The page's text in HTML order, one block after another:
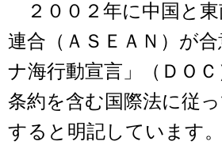
２００２年に中国と東
連合（ＡＳＥＡＮ）が
ナ海行動宣言」（ＤＯ
条約を含む国際法に従
すると明記しています。